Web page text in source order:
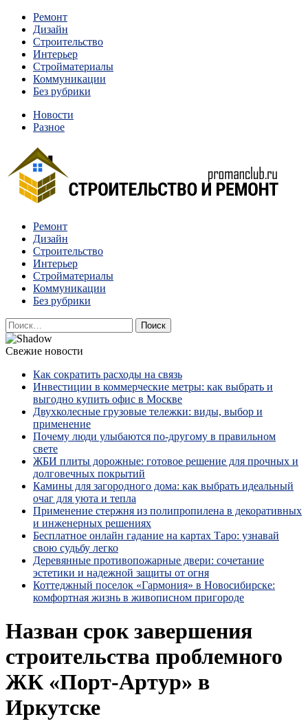
Перейти
содержимому
Ремонт
Дизайн
Строительство
Интерьер
Стройматериалы
Коммуникации
Без рубрики
Новости
Разное
Строительство и ремонт
Квартиры и дома, в которых живут разные люди, очень
отличаются между собой.
Ремонт
Дизайн
Строительство
Интерьер
Стройматериалы
Коммуникации
Без рубрики
Найти:
Свежие новости
Как сократить расходы на связь
Инвестиции в коммерческие метры: как выбрать и
выгодно купить офис в Москве
Двухколесные грузовые тележки: виды, выбор и
применение
Почему люди улыбаются по‑другому в правильном
свете
ЖБИ плиты дорожные: готовое решение для прочных и
долговечных покрытий
Камины для загородного дома: как выбрать идеальный
очаг для уюта и тепла
Применение стержня из полипропилена в декоративных
и инженерных решениях
Бесплатное онлайн гадание на картах Таро: узнавай
свою судьбу легко
Деревянные противопожарные двери: сочетание
эстетики и надежной защиты от огня
Коттеджный поселок «Гармония» в Новосибирске:
комфортная жизнь в живописном пригороде
Назван срок завершения
строительства проблемного
ЖК «Порт-Артур» в
Иркутске